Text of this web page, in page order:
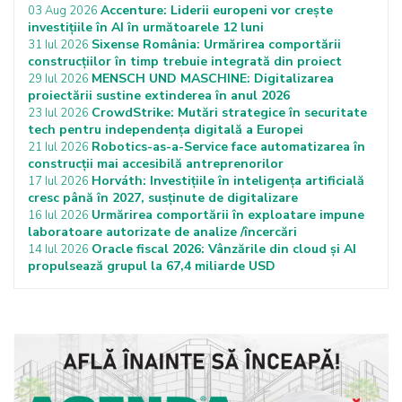
03 Aug 2026 Accenture: Liderii europeni vor crește
investițiile în AI în următoarele 12 luni
31 Iul 2026 Sixense România: Urmărirea comportării
construcțiilor în timp trebuie integrată din proiect
29 Iul 2026 MENSCH UND MASCHINE: Digitalizarea
proiectării sustine extinderea în anul 2026
23 Iul 2026 CrowdStrike: Mutări strategice în securitate
tech pentru independența digitală a Europei
21 Iul 2026 Robotics-as-a-Service face automatizarea în
construcții mai accesibilă antreprenorilor
17 Iul 2026 Horváth: Investițiile în inteligența artificială
cresc până în 2027, susținute de digitalizare
16 Iul 2026 Urmărirea comportării în exploatare impune
laboratoare autorizate de analize /încercări
14 Iul 2026 Oracle fiscal 2026: Vânzările din cloud și AI
propulsează grupul la 67,4 miliarde USD